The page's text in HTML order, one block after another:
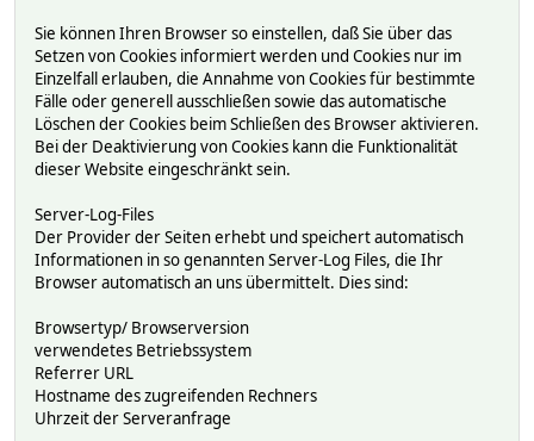
Sie können Ihren Browser so einstellen, daß Sie über das
Setzen von Cookies informiert werden und Cookies nur im
Einzelfall erlauben, die Annahme von Cookies für bestimmte
Fälle oder generell ausschließen sowie das automatische
Löschen der Cookies beim Schließen des Browser aktivieren.
Bei der Deaktivierung von Cookies kann die Funktionalität
dieser Website eingeschränkt sein.
Server-Log-Files
Der Provider der Seiten erhebt und speichert automatisch
Informationen in so genannten Server-Log Files, die Ihr
Browser automatisch an uns übermittelt. Dies sind:
Browsertyp/ Browserversion
verwendetes Betriebssystem
Referrer URL
Hostname des zugreifenden Rechners
Uhrzeit der Serveranfrage